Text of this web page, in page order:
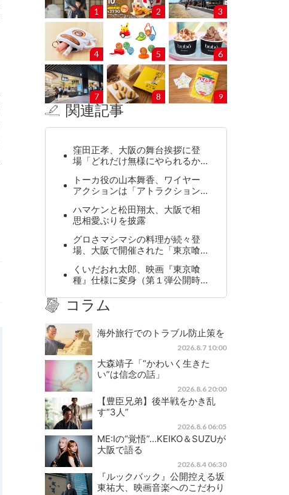
1 2 3
4 5 6
7 8 9
関連記事
窪田正孝、大阪の舞台挨拶に登
場「どれだけ無様にやられるか…
トーカ役の山本舞香、ワイヤー
アクションは「アトラクション…
ハマケンと松田翔太、大阪で相
思相愛ぶりを披露
グロさマシマシの料理が続々登
場、大阪で開催された「東京喰…
くいだおれ太郎、映画『東京喰
種』仕様に変身（第１弾公開時…
コラム
海外旅行でのトラブル防止策を
2026.8.7 10:00
大森靖子「“かわいく生きた
い”は信念の話」
2026.8.6 20:00
【豊臣兄弟】後半戦をかき乱
す“3人”
2026.8.6 06:05
ME:Iの“覚悟”…KEIKO＆SUZUが
大阪で語る
2026.8.4 06:30
『ルックバック』公開控える坂
東祐大、映画音楽へのこだわり